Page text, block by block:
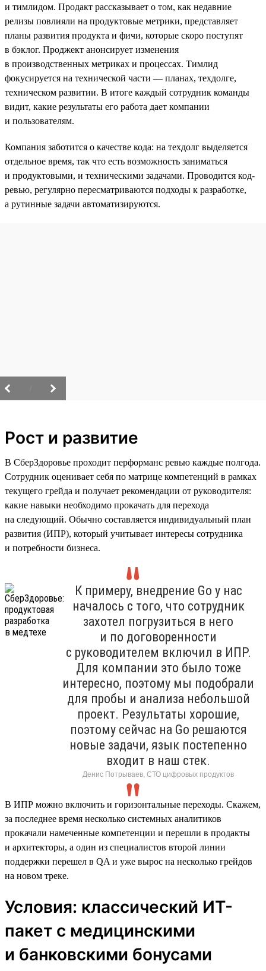
и тимлидом. Продакт рассказывает о том, как недавние
релизы повлияли на продуктовые метрики, представляет
планы развития продукта и фичи, которые скоро поступят
в бэклог. Проджект анонсирует изменения
в производственных метриках и процессах. Тимлид
фокусируется на технической части — планах, техдолге,
техническом развитии. В итоге каждый сотрудник команды
видит, какие результаты его работа дает компании
и пользователям.
Компания заботится о качестве кода: на техдолг выделяется
отдельное время, так что есть возможность заниматься
и продуктовыми, и техническими задачами. Проводится код-
ревью, регулярно пересматриваются подходы к разработке,
а рутинные задачи автоматизируются.
Рост и развитие
В СберЗдоровье проходит перформанс ревью каждые полгода.
Сотрудник оценивает себя по матрице компетенций в рамках
текущего грейда и получает рекомендации от руководителя:
какие навыки необходимо прокачать для перехода
на следующий. Обычно составляется индивидуальный план
развития (ИПР), который учитывает интересы сотрудника
и потребности бизнеса.
К примеру, внедрение Go у нас
началось с того, что сотрудник
захотел погрузиться в него
и по договоренности
с руководителем включил в ИПР.
Для компании это было тоже
интересно, поэтому мы подобрали
для пробы и анализа небольшой
проект. Результаты хорошие,
поэтому сейчас на Go решаются
новые задачи, язык постепенно
входит в наш стек.
Денис Потрываев, СТО цифровых продуктов
В ИПР можно включить и горизонтальные переходы. Скажем,
за последнее время несколько системных аналитиков
прокачали намеченные компетенции и перешли в продакты
и архитекторы, а один из специалистов второй линии
поддержки перешел в QA и уже вырос на несколько грейдов
на новом треке.
Условия: классический ИТ-
пакет с медицинскими
и банковскими бонусами